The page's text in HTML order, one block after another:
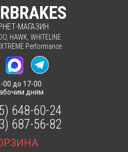
МАГАЗИН
HAWK WHITELINE
XTREME Performance
00 до 17-00
дням
648-60-24
687-56-82